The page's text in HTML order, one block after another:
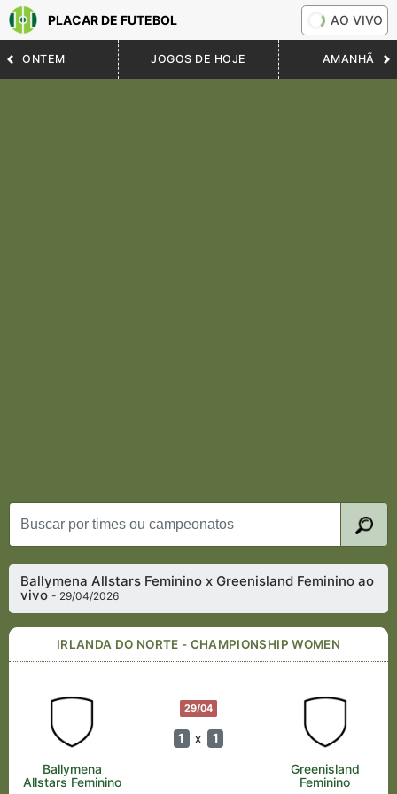
PLACAR DE FUTEBOL AO VIVO
ONTEM JOGOS DE HOJE AMANHÃ
Ballymena Allstars Feminino x Greenisland Feminino ao
vivo- 29/04/2026
IRLANDA DO NORTE - CHAMPIONSHIP WOMEN
29/04
1 x 1
Ballymena
Allstars Feminino
Greenisland
Feminino